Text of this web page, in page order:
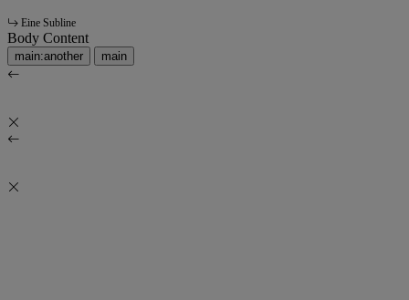
Eine Subline
Body Content
main:another main